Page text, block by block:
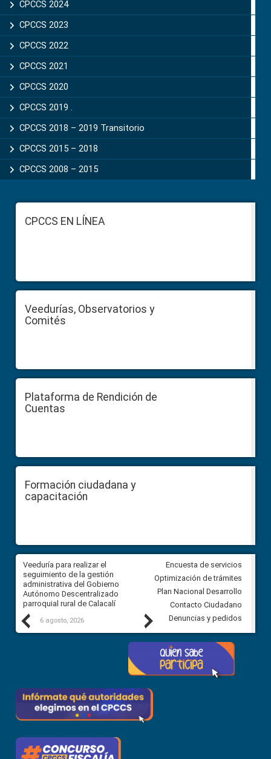
CPCCS 2024
CPCCS 2023
CPCCS 2022
CPCCS 2021
CPCCS 2020
CPCCS 2019 .
CPCCS 2018 – 2019 Transitorio
CPCCS 2015 – 2018
CPCCS 2008 – 2015
FooterCPCCS EN LÍNEA
Veedurías, Observatorios y
Comités
Plataforma de Rendición de
Cuentas
Formación ciudadana y
capacitación
Previous
Veeduría para realizar el
seguimiento de la gestión
administrativa del Gobierno
Autónomo Descentralizado
parroquial rural de Calacalí
6 agosto, 2026
Veeduría para vigilar los
derivados de la Audiencia
entre el GAD de Ibarra y la
comunidad Urbina, parroquia
Carolina
5 agosto, 2026
Next
Encuesta de servicios
Optimización de trámites
Plan Nacional Desarrollo
Contacto Ciudadano
Denuncias y pedidos